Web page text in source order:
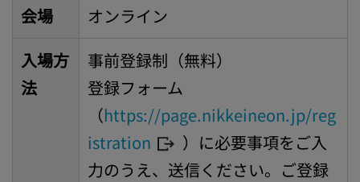
会場
オンライン
入場方
法
事前登録制（無料）
登録フォーム
（https://page.nikkeineon.jp/reg
istration
）に必要事項をご入
力のうえ、送信ください。ご登録